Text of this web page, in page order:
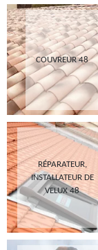
COUVREUR 48
RÉPARATEUR,
INSTALLATEUR DE
VELUX 48